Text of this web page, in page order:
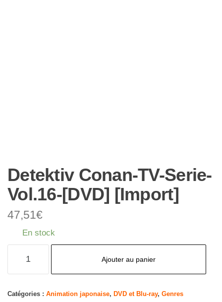
Detektiv Conan-TV-Serie-
Vol.16-[DVD] [Import]
47,51€
En stock
Conan-
Ajouter au panier
Catégories : Animation japonaise, DVD et Blu-ray, Genres